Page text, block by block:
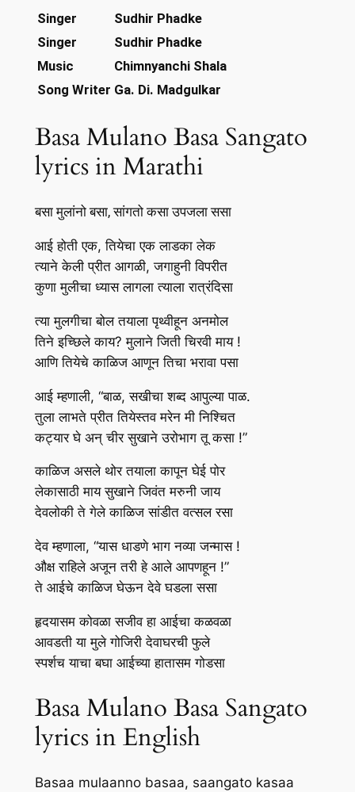
Singer
Sudhir Phadke
Singer
Sudhir Phadke
Music
Chimnyanchi Shala
Song Writer Ga. Di. Madgulkar
Basa Mulano Basa Sangato
lyrics in Marathi
बसा मुलांनो बसा, सांगतो कसा उपजला ससा
आई होती एक, तियेचा एक लाडका लेक
त्याने केली प्रीत आगळी, जगाहुनी विपरीत
कुणा मुलीचा ध्यास लागला त्याला रात्रंदिसा
त्या मुलगीचा बोल तयाला पृथ्वीहून अनमोल
तिने इच्छिले काय? मुलाने जिती चिरवी माय !
आणि तियेचे काळिज आणून तिचा भरावा पसा
आई म्हणाली, “बाळ, सखीचा शब्द आपुल्या पाळ.
तुला लाभते प्रीत तियेस्तव मरेन मी निश्चित
कट्यार घे अन्‌ चीर सुखाने उरोभाग तू कसा !”
काळिज असले थोर तयाला कापून घेई पोर
लेकासाठी माय सुखाने जिवंत मरुनी जाय
देवलोकी ते गेले काळिज सांडीत वत्सल रसा
देव म्हणाला, “यास धाडणे भाग नव्या जन्मास !
औक्ष राहिले अजून तरी हे आले आपणहून !”
ते आईचे काळिज घेऊन देवे घडला ससा
हृदयासम कोवळा सजीव हा आईचा कळवळा
आवडती या मुले गोजिरी देवाघरची फुले
स्पर्शच याचा बघा आईच्या हातासम गोडसा
Basa Mulano Basa Sangato
lyrics in English
Basaa mulaanno basaa, saangato kasaa